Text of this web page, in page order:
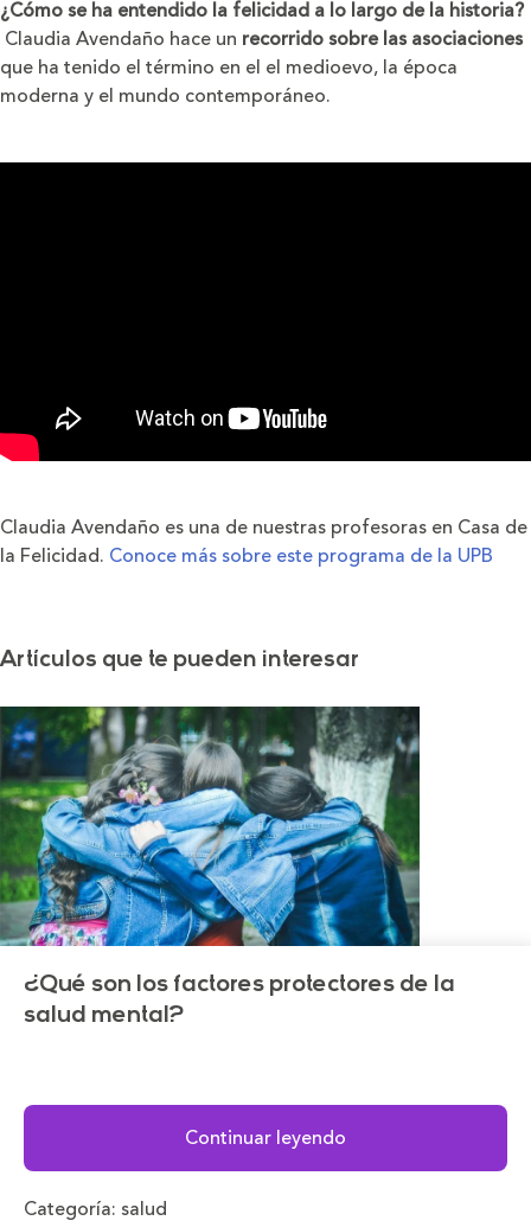
¿Cómo se ha entendido la felicidad a lo largo de la historia?
Claudia Avendaño hace un recorrido sobre las asociaciones
que ha tenido el término en el el medioevo, la época
moderna y el mundo contemporáneo.
Claudia Avendaño es una de nuestras profesoras en Casa de
la Felicidad. Conoce más sobre este programa de la UPB
Artículos que te pueden interesar
¿Qué son los factores protectores de la
salud mental?
Continuar leyendo
Categoría: salud